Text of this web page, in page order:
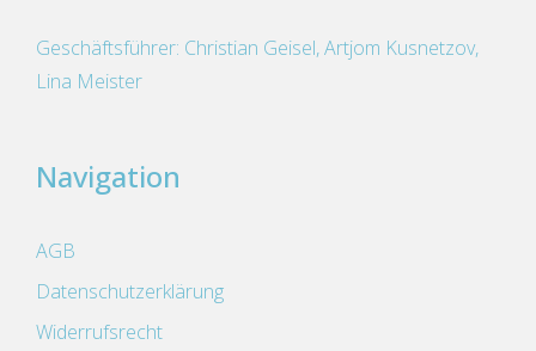
Geschäftsführer: Christian Geisel, Artjom Kusnetzov,
Lina Meister
Navigation
AGB
Datenschutzerklärung
Widerrufsrecht